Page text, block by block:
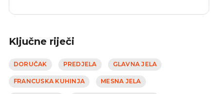
Ključne riječi
DORUČAK PREDJELA GLAVNA JELA
FRANCUSKA KUHINJA MESNA JELA